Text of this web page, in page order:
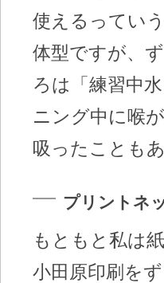
使えるってい
体型ですが、
ろは「練習中
ニング中に喉
吸ったことも
プリントネ
もともと私は
小田原印刷を